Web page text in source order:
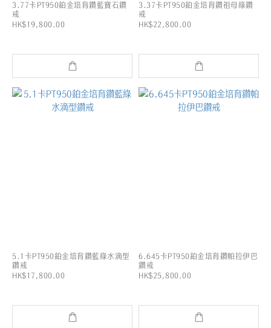
3.77卡PT950鉑金培育鑽藍寶石鑽
戒
HK$19,800.00
3.37卡PT950鉑金培育鑽祖母綠鑽
戒
HK$22,800.00
5.1卡PT950鉑金培育鑽藍綠水滴型
鑽戒
HK$17,800.00
6.645卡PT950鉑金培育鑽帕拉伊巴
鑽戒
HK$25,800.00